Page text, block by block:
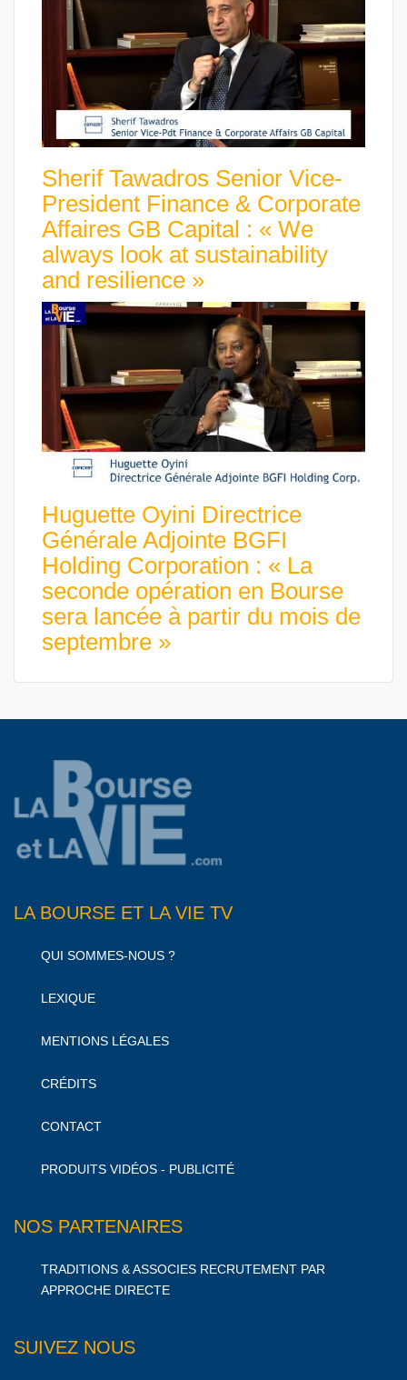
Sherif Tawadros Senior Vice-
President Finance & Corporate
Affaires GB Capital : « We
always look at sustainability
and resilience »
Huguette Oyini Directrice
Générale Adjointe BGFI
Holding Corporation : « La
seconde opération en Bourse
sera lancée à partir du mois de
septembre »
LA BOURSE ET LA VIE TV
QUI SOMMES-NOUS ?
LEXIQUE
MENTIONS LÉGALES
CRÉDITS
CONTACT
PRODUITS VIDÉOS - PUBLICITÉ
NOS PARTENAIRES
TRADITIONS & ASSOCIES RECRUTEMENT PAR
APPROCHE DIRECTE
SUIVEZ NOUS